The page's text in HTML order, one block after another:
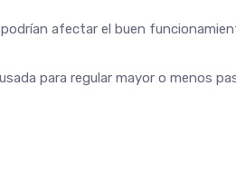
afectar el buen
para regular mayor o menos